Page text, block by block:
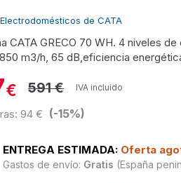
de CATA
CATA GRECO 70 WH. 4 niveles
m3/h, 65 dB,eficiencia
€ 591 € IVA incluido
94 € (-15%)
ENTREGA ESTIMADA: Oferta
Gastos de envío: Gratis (España